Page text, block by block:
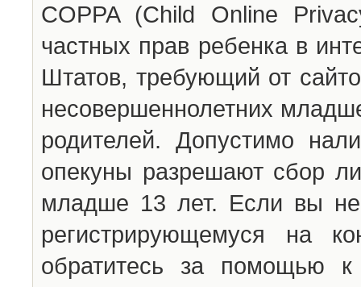
COPPA (Child Online
частных прав ребенка в
Штатов, требующий от
несовершеннолетних
родителей. Допустимо
опекуны разрешают сбор
младше 13 лет. Если вы
регистрирующемуся на
обратитесь за помощью к